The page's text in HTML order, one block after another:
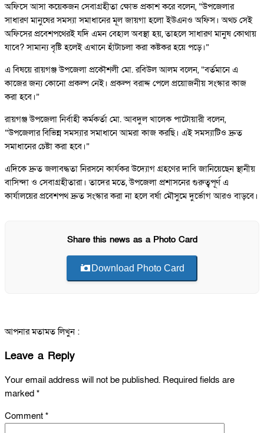
অফিসে আসা কয়েকজন সেবাগ্রহীতা ক্ষোভ প্রকাশ করে বলেন, “উপজেলার
সাধারণ মানুষের সমস্যা সমাধানের মূল জায়গা হলো ইউএনও অফিস। অথচ সেই
অফিসের প্রবেশপথেরই যদি এমন বেহাল অবস্থা হয়, তাহলে সাধারণ মানুষ কোথায়
যাবে? সামান্য বৃষ্টি হলেই এখানে হাঁটাচলা করা কষ্টকর হয়ে পড়ে।”
এ বিষয়ে রায়গঞ্জ উপজেলা প্রকৌশলী মো. রবিউল আলম বলেন, “বর্তমানে এ
কাজের জন্য কোনো প্রকল্প নেই। প্রকল্প বরাদ্দ পেলে প্রয়োজনীয় সংস্কার কাজ
করা হবে।”
রায়গঞ্জ উপজেলা নির্বাহী কর্মকর্তা মো. আবদুল খালেক পাটোয়ারী বলেন,
“উপজেলার বিভিন্ন সমস্যার সমাধানে আমরা কাজ করছি। এই সমস্যাটিও দ্রুত
সমাধানের চেষ্টা করা হবে।”
এদিকে দ্রুত জলাবদ্ধতা নিরসনে কার্যকর উদ্যোগ গ্রহণের দাবি জানিয়েছেন স্থানীয়
বাসিন্দা ও সেবাগ্রহীতারা। তাদের মতে, উপজেলা প্রশাসনের গুরুত্বপূর্ণ এ
কার্যালয়ের প্রবেশপথ দ্রুত সংস্কার করা না হলে বর্ষা মৌসুমে দুর্ভোগ আরও বাড়বে।
Share this news as a Photo Card
Download Photo Card
আপনার মতামত লিখুন :
Leave a Reply
Your email address will not be published. Required fields are
marked *
Comment *